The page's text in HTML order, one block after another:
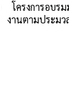
โครงการอบร
งานตามประมว